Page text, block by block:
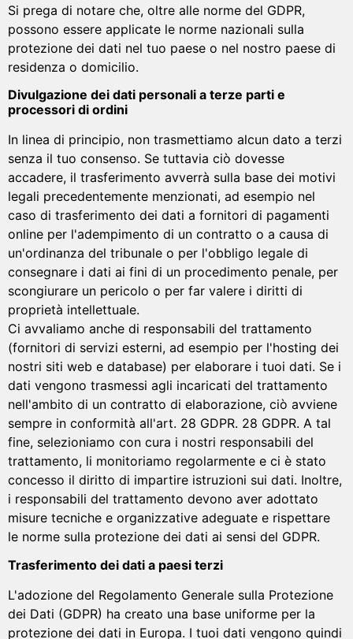
Si prega di notare che, oltre alle norme del GDPR,
possono essere applicate le norme nazionali sulla
protezione dei dati nel tuo paese o nel nostro paese di
residenza o domicilio.
Divulgazione dei dati personali a terze parti e
processori di ordini
In linea di principio, non trasmettiamo alcun dato a terzi
senza il tuo consenso. Se tuttavia ciò dovesse
accadere, il trasferimento avverrà sulla base dei motivi
legali precedentemente menzionati, ad esempio nel
caso di trasferimento dei dati a fornitori di pagamenti
online per l'adempimento di un contratto o a causa di
un'ordinanza del tribunale o per l'obbligo legale di
consegnare i dati ai fini di un procedimento penale, per
scongiurare un pericolo o per far valere i diritti di
proprietà intellettuale.
Ci avvaliamo anche di responsabili del trattamento
(fornitori di servizi esterni, ad esempio per l'hosting dei
nostri siti web e database) per elaborare i tuoi dati. Se i
dati vengono trasmessi agli incaricati del trattamento
nell'ambito di un contratto di elaborazione, ciò avviene
sempre in conformità all'art. 28 GDPR. 28 GDPR. A tal
fine, selezioniamo con cura i nostri responsabili del
trattamento, li monitoriamo regolarmente e ci è stato
concesso il diritto di impartire istruzioni sui dati. Inoltre,
i responsabili del trattamento devono aver adottato
misure tecniche e organizzative adeguate e rispettare
le norme sulla protezione dei dati ai sensi del GDPR.
Trasferimento dei dati a paesi terzi
L'adozione del Regolamento Generale sulla Protezione
dei Dati (GDPR) ha creato una base uniforme per la
protezione dei dati in Europa. I tuoi dati vengono quindi